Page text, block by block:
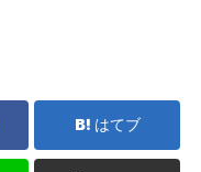
はてブ